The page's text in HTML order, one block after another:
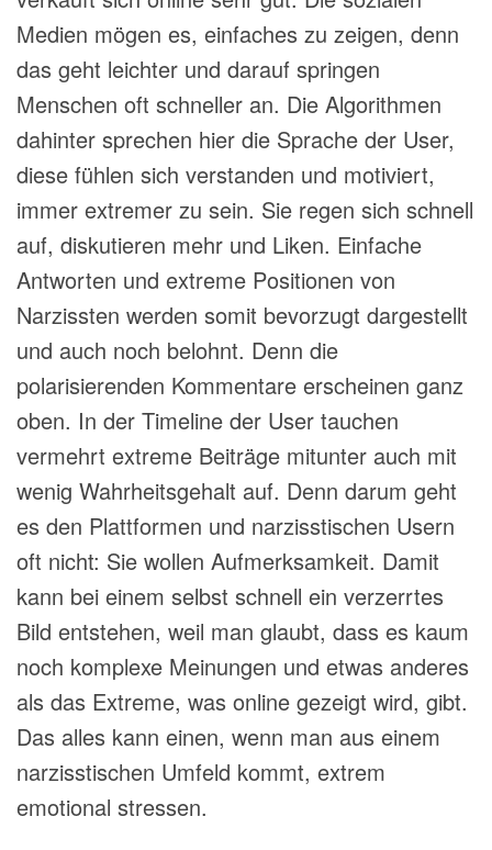
Medien mögen es, einfaches zu zeigen, denn
das geht leichter und darauf springen
Menschen oft schneller an. Die Algorithmen
dahinter sprechen hier die Sprache der User,
diese fühlen sich verstanden und motiviert,
immer extremer zu sein. Sie regen sich schnell
auf, diskutieren mehr und Liken. Einfache
Antworten und extreme Positionen von
Narzissten werden somit bevorzugt dargestellt
und auch noch belohnt. Denn die
polarisierenden Kommentare erscheinen ganz
oben. In der Timeline der User tauchen
vermehrt extreme Beiträge mitunter auch mit
wenig Wahrheitsgehalt auf. Denn darum geht
es den Plattformen und narzisstischen Usern
oft nicht: Sie wollen Aufmerksamkeit. Damit
kann bei einem selbst schnell ein verzerrtes
Bild entstehen, weil man glaubt, dass es kaum
noch komplexe Meinungen und etwas anderes
als das Extreme, was online gezeigt wird, gibt.
Das alles kann einen, wenn man aus einem
narzisstischen Umfeld kommt, extrem
emotional stressen.